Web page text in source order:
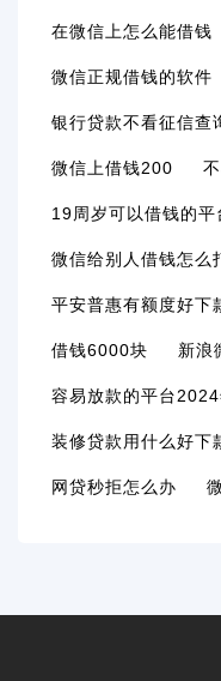
在微信上怎么能借钱
微信正规借钱的软件
银行贷款不看征信查
微信上借钱200
19周岁可以借钱的平
微信给别人借钱怎么
平安普惠有额度好下
借钱6000块 新浪
容易放款的平台
装修贷款用什么好下
网贷秒拒怎么办